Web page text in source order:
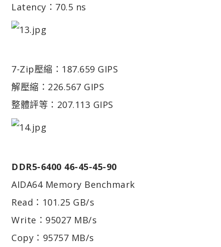
Latency：70.5 ns
7-Zip壓縮：187.659 GIPS
解壓縮：226.567 GIPS
整體評等：207.113 GIPS
DDR5-6400 46-45-45-90
AIDA64 Memory Benchmark
Read：101.25 GB/s
Write：95027 MB/s
Copy：95757 MB/s